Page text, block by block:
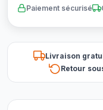
Paiement sécurisé
Livraison
Retour